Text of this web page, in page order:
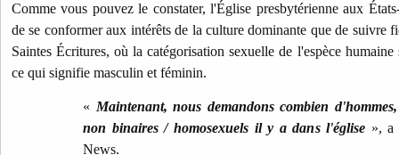
Comme vous pouvez le constater, l'Église presbytérienne aux
de se conformer aux intérêts de la culture dominante que de suivre
Saintes Écritures, où la catégorisation sexuelle de l'espèce
ce qui signifie masculin et féminin.
« Maintenant, nous demandons combien
non binaires / homosexuels il y a dans l'église », a
News.